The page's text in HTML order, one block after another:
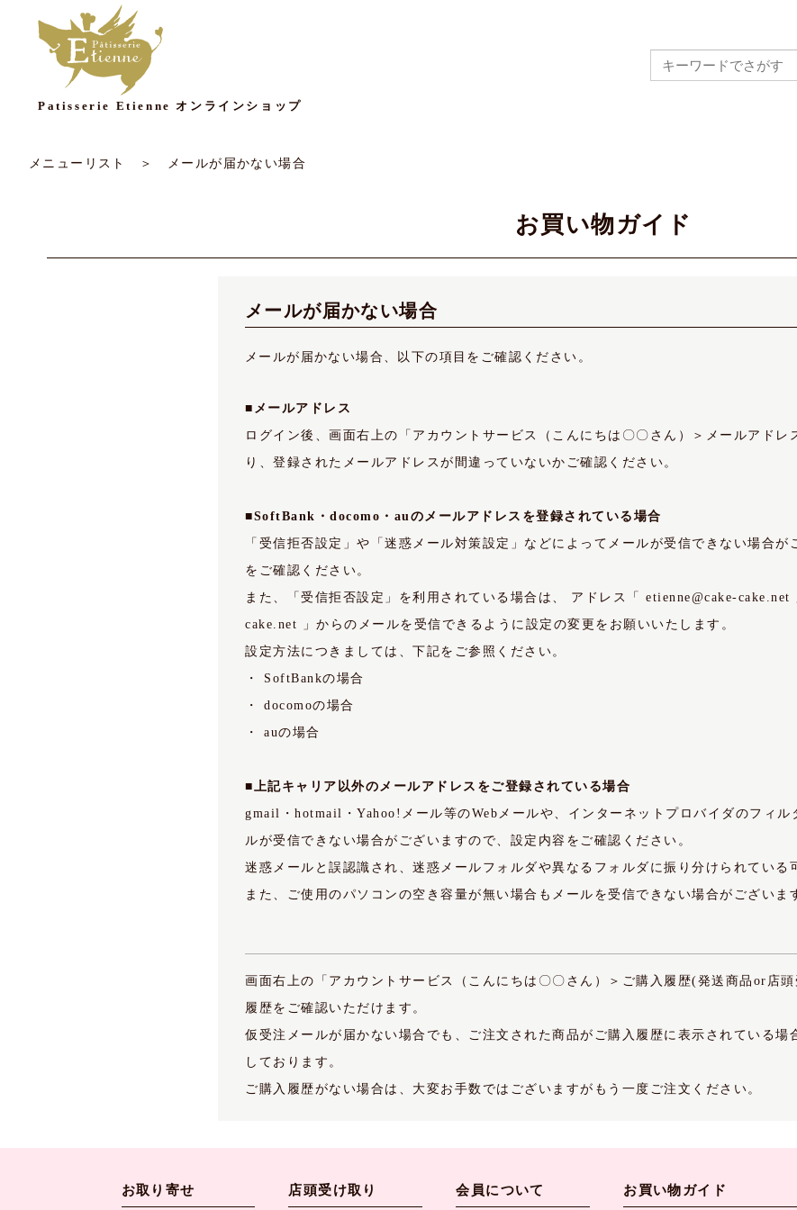
Patisserie Etienne オンラインショップ
メニューリスト ＞ メールが届かない場合
お買い物ガイド
メールが届かない場合
メールが届かない場合、以下の項目をご確認ください。
■メールアドレス
ログイン後、画面右上の「アカウントサービス（こんにちは〇〇さん）＞メールアドレ
り、登録されたメールアドレスが間違っていないかご確認ください。
■SoftBank・docomo・auのメールアドレスを登録されている場合
「受信拒否設定」や「迷惑メール対策設定」などによってメールが受信できない場合が
をご確認ください。
また、「受信拒否設定」を利用されている場合は、 アドレス「 etienne@cake-cake.net
cake.net 」からのメールを受信できるように設定の変更をお願いいたします。
設定方法につきましては、下記をご参照ください。
・ SoftBankの場合
・ docomoの場合
・ auの場合
■上記キャリア以外のメールアドレスをご登録されている場合
gmail・hotmail・Yahoo!メール等のWebメールや、インターネットプロバイダのフィル
ルが受信できない場合がございますので、設定内容をご確認ください。
迷惑メールと誤認識され、迷惑メールフォルダや異なるフォルダに振り分けられている
また、ご使用のパソコンの空き容量が無い場合もメールを受信できない場合がございま
画面右上の「アカウントサービス（こんにちは〇〇さん）＞ご購入履歴(発送商品or店
履歴をご確認いただけます。
仮受注メールが届かない場合でも、ご注文された商品がご購入履歴に表示されている場
しております。
ご購入履歴がない場合は、大変お手数ではございますがもう一度ご注文ください。
お取り寄せ 店頭受け取り 会員について お買い物ガイド